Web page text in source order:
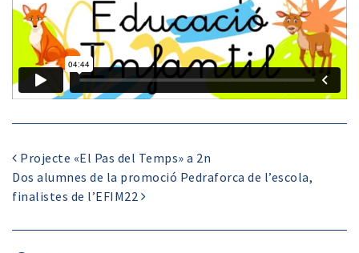
Projecte «El Pas del Temps» a 2n
Dos alumnes de la promoció Pedraforca de l’escola,
finalistes de l’EFIM22